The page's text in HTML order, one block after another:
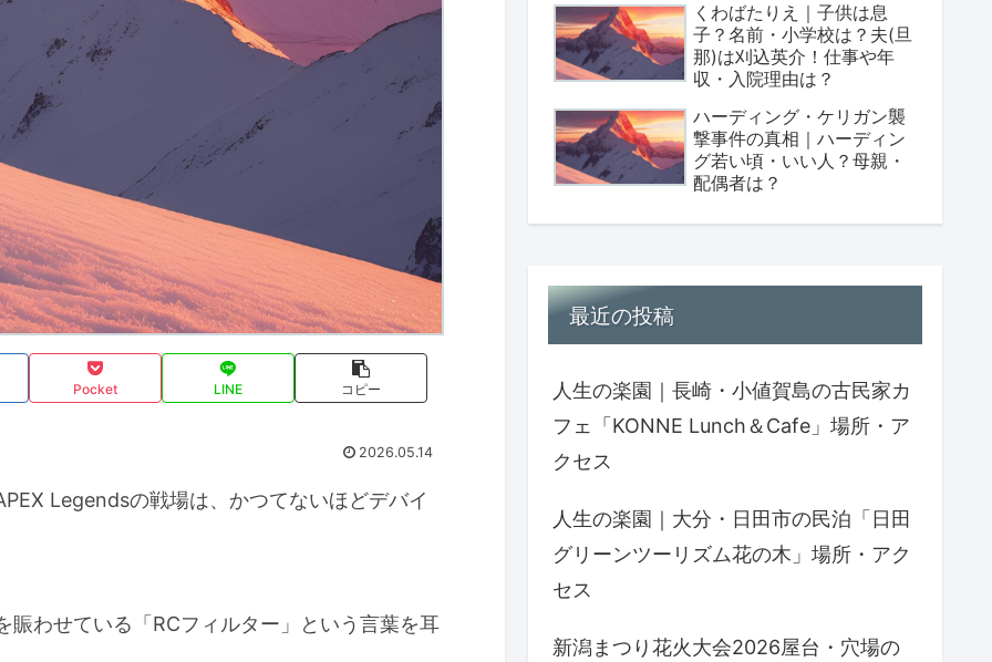
Pocket LINE コピー
2026.05.14
Legendsの戦場は、かつてないほどデバイ
わせている「RCフィルター」という言葉を耳
くわばたりえ｜子供は息
子？名前・小学校は？夫(旦
那)は刈込英介！仕事や年
収・入院理由は？
ハーディング・ケリガン襲
撃事件の真相｜ハーディン
グ若い頃・いい人？母親・
配偶者は？
最近の投稿
人生の楽園｜長崎・小値賀島の古民家カ
フェ「KONNE Lunch＆Cafe」場所・ア
クセス
人生の楽園｜大分・日田市の民泊「日田
グリーンツーリズム花の木」場所・アク
セス
新潟まつり花火大会2026屋台・穴場の